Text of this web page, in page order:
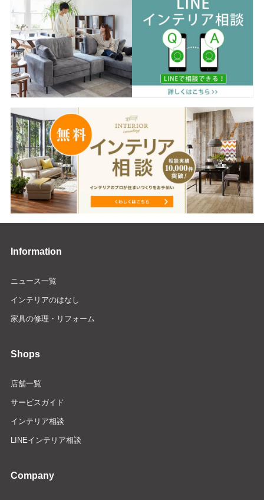
Information
ニュース一覧
インテリアのはなし
家具の修理・リフォーム
Shops
店舗一覧
サービスガイド
インテリア相談
LINEインテリア相談
Company